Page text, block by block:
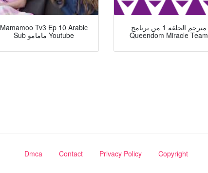
Mamamoo Tv3 Ep 10 Arabic
Sub مامامو Youtube
مترجم الحلقة 1 من برنامج
Queendom Miracle Team
Dmca Contact Privacy Policy Copyright